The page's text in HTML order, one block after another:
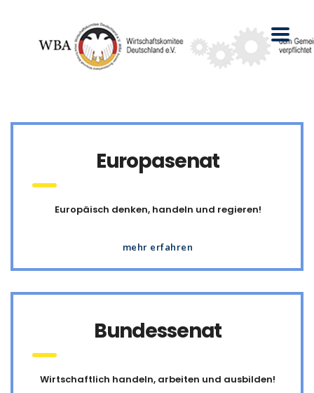
Europasenat
Europäisch denken, handeln und regieren!
mehr erfahren
Bundessenat
Wirtschaftlich handeln, arbeiten und ausbilden!